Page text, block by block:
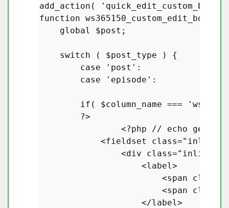
add_action ( ' quick_edit_custom_box
function ws365150_custom_edit_box_pt
global
$post ;
switch ( $post_type ) {
case
'post' :
case
'episode' :
if ( $column_name ===
?>
<?php
// echo
            <fieldset
class=" inline
                <
div class=" inline
                    <
label >
                        <
span class
                        <
span class
                    </
label >